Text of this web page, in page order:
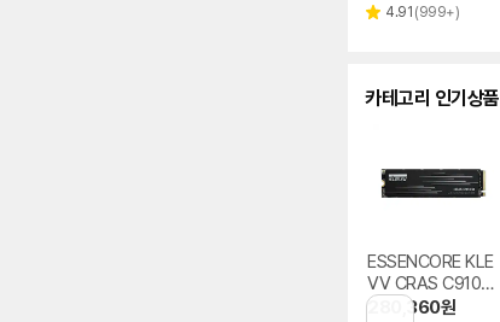
별 4.91 리
(999+)
카테고리 인기상품
ESSENCORE KLE
VV CRAS C910G
M.2 NVMe
280,360원